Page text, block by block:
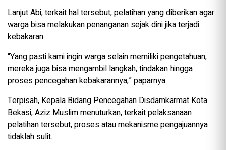
Lanjut Abi, terkait hal tersebut, pelatihan yang diberikan agar
warga bisa melakukan penanganan sejak dini jika terjadi
kebakaran.
“Yang pasti kami ingin warga selain memiliki pengetahuan,
mereka juga bisa mengambil langkah, tindakan hingga
proses pencegahan kebakarannya,” paparnya.
Terpisah, Kepala Bidang Pencegahan Disdamkarmat Kota
Bekasi, Aziz Muslim menuturkan, terkait pelaksanaan
pelatihan tersebut, proses atau mekanisme pengajuannya
tidaklah sulit.